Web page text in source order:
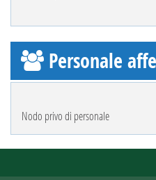
Personale
Nodo privo di personale